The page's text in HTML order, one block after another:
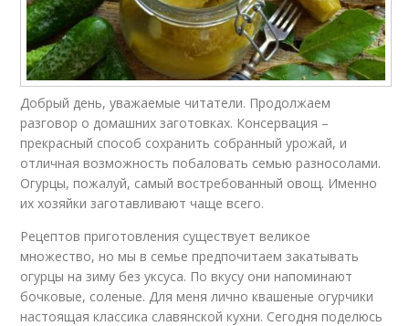
Добрый день, уважаемые читатели. Продолжаем
разговор о домашних заготовках. Консервация –
прекрасный способ сохранить собранный урожай, и
отличная возможность побаловать семью разносолами.
Огурцы, пожалуй, самый востребованный овощ. Именно
их хозяйки заготавливают чаще всего.
Рецептов приготовления существует великое
множество, но мы в семье предпочитаем закатывать
огурцы на зиму без уксуса. По вкусу они напоминают
бочковые, соленые. Для меня лично квашеные огурчики
настоящая классика славянской кухни. Сегодня поделюсь